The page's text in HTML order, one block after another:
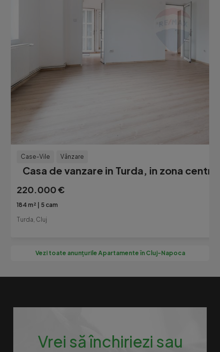
Case-Vile Vânzare
Casa de vanzare in Turda, in zona
220.000 €
184 m²
5 cam
Turda, Cluj
Vezi toate anunțurile Apartamente în Cluj-Napoca
Vrei să închiriezi sau